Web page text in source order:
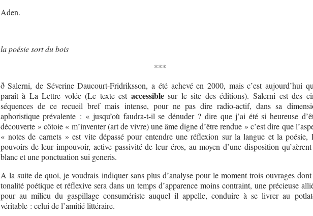
Aden.
la poésie sort du bois
***
ð Salerni, de Séverine Daucourt-Fridriksson, a été achevé en 2000, mais c’est aujourd’hui
paraît à La Lettre volée (Le texte est accessiblesur le site des éditions). Salerni est des
séquences de ce recueil bref mais intense, pour ne pas dire radio-actif, dans sa
aphoristique prévalente : « jusqu’où faudra-t-il se dénuder ? dire que j’ai été si heureuse
découverte » côtoie « m’inventer (art de vivre) une âme digne d’être rendue » c’est dire que
« notes de carnets » est vite dépassé pour entendre une réflexion sur la langue et la poésie,
pouvoirs de leur impouvoir, active passivité de leur éros, au moyen d’une disposition
blanc et une ponctuation sui generis.
A la suite de quoi, je voudrais indiquer sans plus d’analyse pour le moment trois ouvrages
tonalité poétique et réflexive sera dans un temps d’apparence moins contraint, une précieuse
pour au milieu du gaspillage consumériste auquel il appelle, conduire à se livrer au
véritable : celui de l’amitié littéraire.